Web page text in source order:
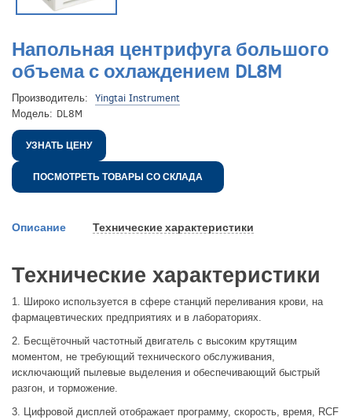
Напольная центрифуга большого
объема с охлаждением DL8M
Производитель: Yingtai Instrument
Модель: DL8M
УЗНАТЬ ЦЕНУ
ПОСМОТРЕТЬ ТОВАРЫ СО СКЛАДА
Описание Технические характеристики
Технические характеристики
1. Широко используется в сфере станций переливания крови, на
фармацевтических предприятиях и в лабораториях.
2. Бесщёточный частотный двигатель с высоким крутящим
моментом, не требующий технического обслуживания,
исключающий пылевые выделения и обеспечивающий быстрый
разгон, и торможение.
3. Цифровой дисплей отображает программу, скорость, время, RCF